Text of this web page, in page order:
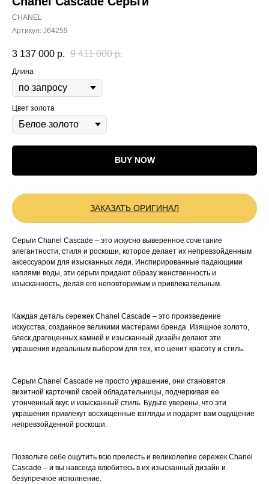
CHANEL
Артикул: J64259
3 137 000 р. 9 411 000 р.
Длина
Цвет золота
BUY NOW
ЗАКАЗАТЬ ОРИГИНАЛ
Серьги Chanel Cascade – это искусно выверенное сочетание
элегантности, стиля и роскоши, которое делает их непревзойденным
аксессуаром для изысканных леди. Инспирированные падающими
каплями воды, эти серьги придают образу женственность и
изысканность, делая его неповторимым и привлекательным.
Каждая деталь сережек Chanel Cascade – это произведение
искусства, созданное великими мастерами бренда. Изящное золото,
блеск драгоценных камней и изысканный дизайн делают эти
украшения идеальным выбором для тех, кто ценит красоту и стиль.
Серьги Chanel Cascade не просто украшение, они становятся
визитной карточкой своей обладательницы, подчеркивая ее
утонченный вкус и изысканный стиль. Будьте уверены, что эти
украшения привлекут восхищенные взгляды и подарят вам ощущение
непревзойденной роскоши.
Позвольте себе ощутить всю прелесть и великолепие сережек Chanel
Cascade – и вы навсегда влюбитесь в их изысканный дизайн и
безупречное исполнение.